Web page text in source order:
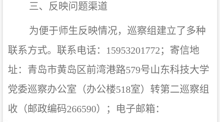
三、反映问题渠道
为便于师生反映情况，巡察组建立了多种
联系方式。联系电话： 15953201772；寄信地
址：青岛市黄岛区前湾港路579号山东科技大学
党委巡察办公室（办公楼518室）转第二巡察组
收（邮政编码266590）；电子邮箱：